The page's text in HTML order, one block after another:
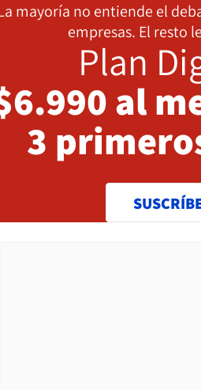
mayoría no entiende el
empresas. El resto
Plan
al
3